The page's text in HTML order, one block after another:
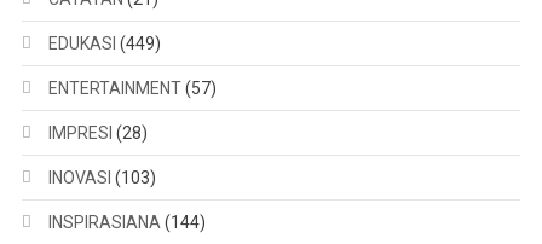
EDUKASI (449)
ENTERTAINMENT(57)
IMPRESI (28)
INOVASI (103)
INSPIRASIANA(144)